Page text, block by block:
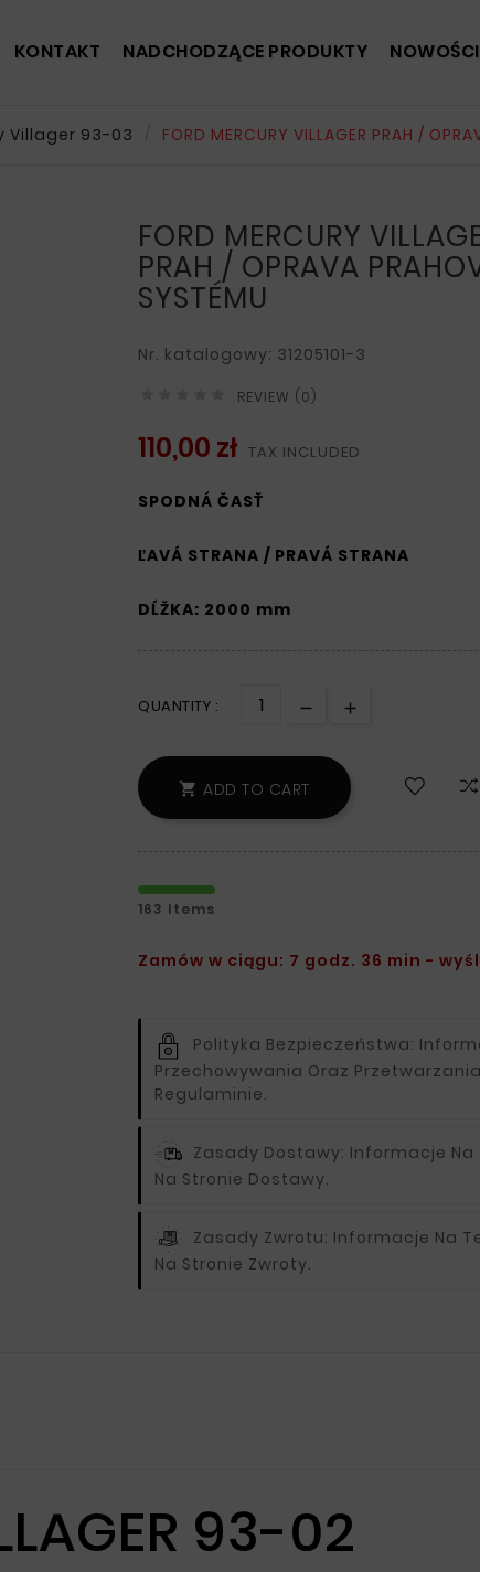
KONTAKT NADCHODZĄCE PRODUKTY NOWOŚCI
Villager 93-03 FORD MERCURY VILLAGER PRAH /
FORD MERCURY
PRAH / OPRAVA
SYSTÉMU
Nr. katalogowy: 31205101-3
REVIEW (0)
110,00 zł TAX INCLUDED
SPODNÁ ČASŤ
ĽAVÁ STRANA / PRAVÁ STRANA
DĹŽKA: 2000 mm
QUANTITY :
 ADD TO CART
163 Items
Zamów w ciągu: 7 godz. 36 min -
Polityka Bezpieczeństwa:
Przechowywania Oraz
Regulaminie.
Zasady Dostawy: Informacje
Na Stronie Dostawy.
Zasady Zwrotu: Informacje Na
Na Stronie Zwroty.
93-02